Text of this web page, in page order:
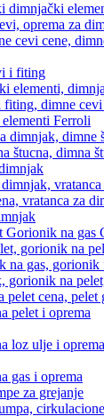
dimnjački
i fiting
Ferroli
Gorionik na gas
pelet i oprema
loz ulje i oprema
gas i oprema
za grejanje